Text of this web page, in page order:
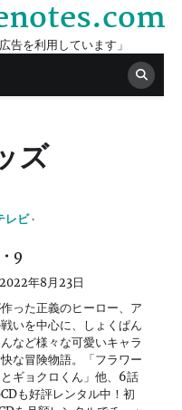
告を利用しています」
ズ
レビ
9
2022年8月23日
った正義のヒーロー、ア
いを中心に、しょくぱん
など様々な可愛いキャラ
な冒険物語。「フラワー
ギョクロくん」他、6話
も好評レンタル中！初